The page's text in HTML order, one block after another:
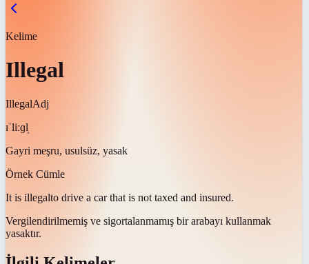
Kelime
Illegal
IllegalAdj
ɪˈliːɡl̩
Gayri meşru, usulsüz, yasak
Örnek Cümle
It is illegalto drive a car that is not taxed and insured.
Vergilendirilmemiş ve sigortalanmamış bir arabayı kullanmak
yasaktır.